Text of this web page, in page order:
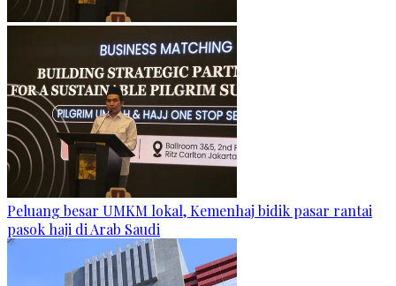
Peluang besar UMKM lokal, Kemenhaj bidik pasar rantai
pasok haji di Arab Saudi